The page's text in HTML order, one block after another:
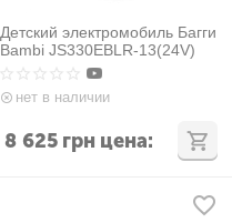
Детский электромобиль Багги
Bambi JS330EBLR-13(24V)
нет в наличии
8 625 грн цена: